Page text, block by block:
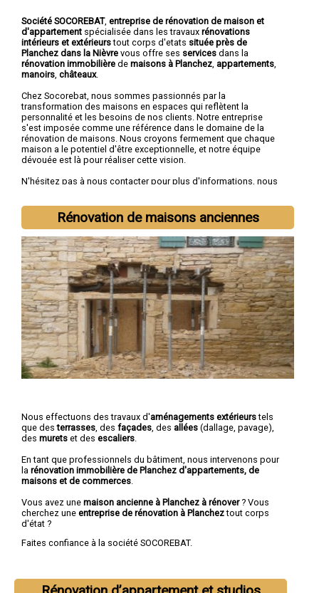
Société SOCOREBAT, entreprise de rénovation de maison et
d'appartement spécialisée dans les travaux rénovations
intérieurs et extérieurstout corps d'etats située près de
Planchez dans la Nièvre vous offre ses services dans la
rénovation immobilière de maisons à Planchez appartements
manoirs châteaux.
Chez Socorebat, nous sommes passionnés par la
transformation des maisons en espaces qui reflètent la
personnalité et les besoins de nos clients. Notre entreprise
s'est imposée comme une référence dans le domaine de la
rénovation de maisons. Nous croyons fermement que chaque
maison a le potentiel d'être exceptionnelle, et notre équipe
dévouée est là pour réaliser cette vision.
N'hésitez pas à nous contacter pour plus d'informations, nous
Nous intervenons aussi dans les villes suivantes :Nevers,
Cosne-Cours-sur-Loire,Varennes-Vauzelles,Decize,La Charité-
sur-Loire,Fourchambault,Clamecy,Imphy,Garchizy, La
Machine
Rénovation de maisons anciennes
Nous effectuons des travaux d'aménagements extérieurstels
que desterrasses , des façades , des allées (dallage, pavage),
des murets et des escaliers
En tant que professionnels du bâtiment, nous intervenons pour
la rénovation immobilière de Planchez d'appartements, de
maisons et de commerces
Vous avez une maison ancienne à Planchez à rénover? Vous
cherchez une entreprise de rénovation à Plancheztout corps
d'état ?
Faites confiance à la société SOCOREBAT.